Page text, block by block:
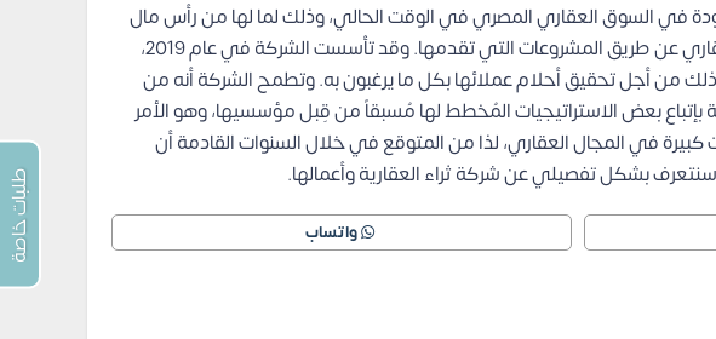
في السوق العقاري المصري في الوقت الحالي، وذلك لما لها من رأس مال
وقد تأسست الشركة في عام 2019،
من أجل تحقيق أحلام عملائها بكل ما يرغبون به.وتطمح الشركة أنه من
بعض الاستراتيجيات المُخطط لها مُسبقاً من قِبل مؤسسيها، وهو الأمر
في المجال العقاري، لذا من المتوقع في خلال السنوات القادمة أن
بشكل تفصيلي عن شركة ثراء العقارية وأعمالها.
واتساب طلبات خاصة